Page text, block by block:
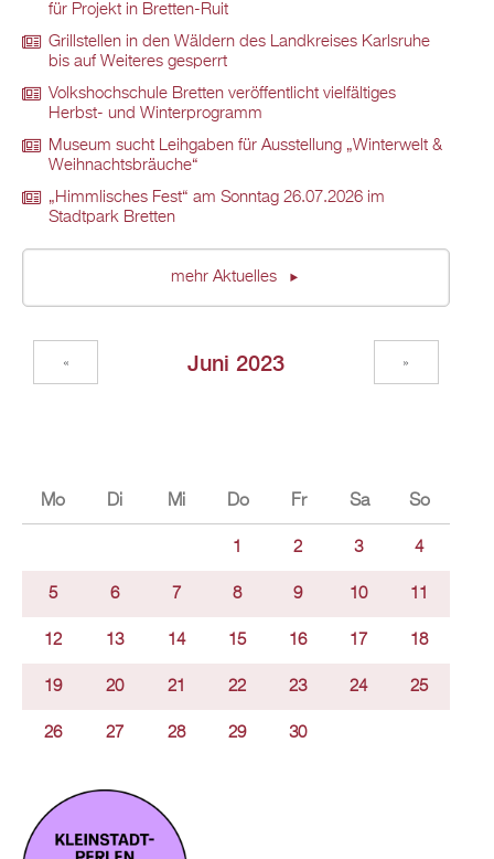
für Projekt in Bretten-Ruit
Grillstellen in den Wäldern des Landkreises Karlsruhe
bis auf Weiteres gesperrt
Volkshochschule Bretten veröffentlicht vielfältiges
Herbst- und Winterprogramm
Museum sucht Leihgaben für Ausstellung „Winterwelt &
Weihnachtsbräuche“
„Himmlisches Fest“ am Sonntag 26.07.2026 im
Stadtpark Bretten
mehr Aktuelles
Juni 2023
« »
Mo Di Mi Do Fr Sa So
1 2 3 4
5 6 7 8 9 10 11
12 13 14 15 16 17 18
19 20 21 22 23 24 25
26 27 28 29 30